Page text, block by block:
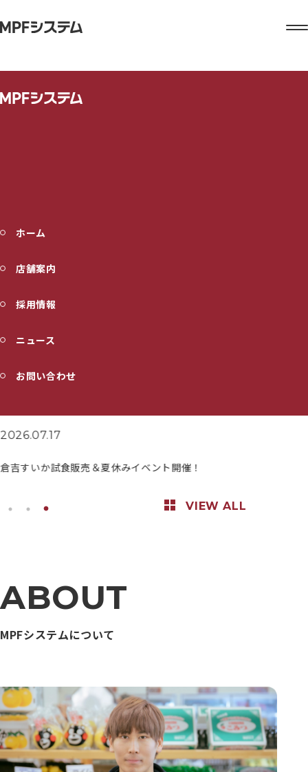
ホーム
店舗案内
採用情報
ニュース
お問い合わせ
2026.07.17
倉吉すいか試食販売＆夏休みイベント開催！
VIEW ALL
ABOUT
MPFシステムについて